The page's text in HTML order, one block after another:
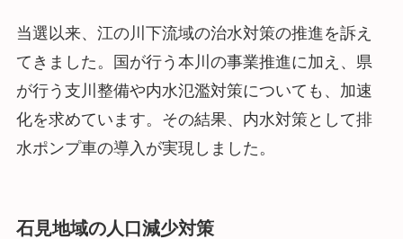
当選以来、江の川下流域の治水対策の推進を訴え
てきました。国が行う本川の事業推進に加え、県
が行う支川整備や内水氾濫対策についても、加速
化を求めています。その結果、内水対策として排
水ポンプ車の導入が実現しました。
石見地域の人口減少対策